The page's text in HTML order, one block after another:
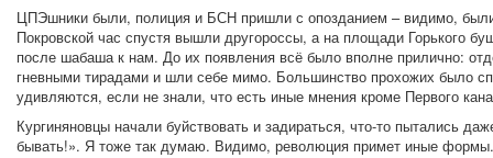
ЦПЭшники были, полиция и БСН пришли с опозданием – видимо,
Покровской час спустя вышли другороссы, а на площади Горького
после шабаша к нам. До их появления всё было вполне прилично:
гневными тирадами и шли себе мимо. Большинство прохожих было
удивляются, если не знали, что есть иные мнения кроме Первого
Кургиняновцы начали буйствовать и задираться, что-то пытались
бывать!». Я тоже так думаю. Видимо, революция примет иные